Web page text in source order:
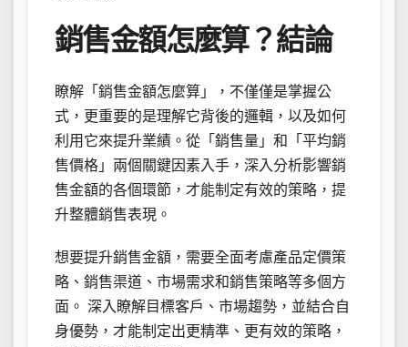
銷售金額怎麼算？結論
瞭解「銷售金額怎麼算」，不僅僅是掌握公
式，更重要的是理解它背後的邏輯，以及如何
利用它來提升業績。從「銷售量」和「平均銷
售價格」兩個關鍵因素入手，深入分析影響銷
售金額的各個環節，才能制定有效的策略，提
升整體銷售表現。
想要提升銷售金額，需要全面考慮產品定價策
略、銷售渠道、市場需求和銷售策略等多個方
面。 深入瞭解目標客戶、市場趨勢，並結合自
身優勢，才能制定出更精準、更有效的策略，